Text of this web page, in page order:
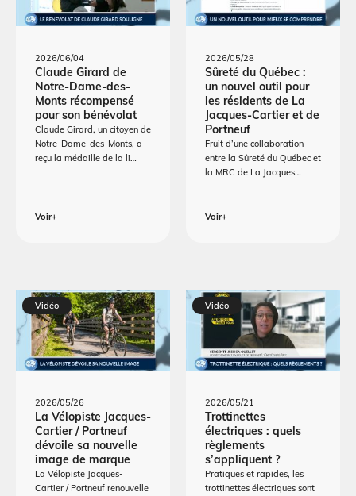
2026/06/04
Claude Girard de
Notre-Dame-des-
Monts récompensé
pour son bénévolat
Claude Girard, un citoyen de
Notre-Dame-des-Monts, a
reçu la médaille de la li…
Voir+
2026/05/28
Sûreté du Québec :
un nouvel outil pour
les résidents de La
Jacques-Cartier et de
Portneuf
Fruit d’une collaboration
entre la Sûreté du Québec et
la MRC de La Jacques…
Voir+
Vidéo
2026/05/26
La Vélopiste Jacques-
Cartier / Portneuf
dévoile sa nouvelle
image de marque
La Vélopiste Jacques-
Cartier / Portneuf renouvelle
Vidéo
2026/05/21
Trottinettes
électriques : quels
règlements
s’appliquent ?
Pratiques et rapides, les
trottinettes électriques sont